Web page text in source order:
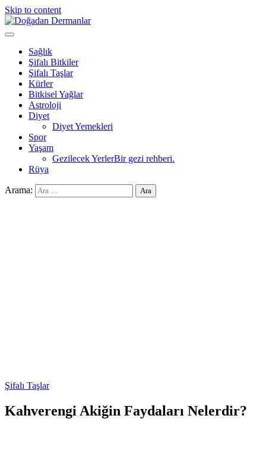
Skip to content
Sağlık
Şifalı Bitkiler
Şifalı Taşlar
Kürler
Bitkisel Yağlar
Astroloji
Diyet
Diyet Yemekleri
Spor
Yaşam
Gezilecek YerlerBir gezi rehberi.
Rüya
Arama:
Şifalı Taşlar
Kahverengi Akiğin Faydaları Nelerdir?